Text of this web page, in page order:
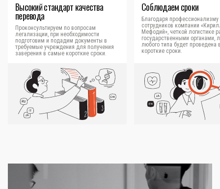
Высокий стандарт качества
перевода
Проконсультируем по вопросам
легализации, при необходимости
подготовим и подадим документы в
требуемые учреждения для получения
заверения в самые короткие сроки.
Соблюдаем сроки
Благодаря профессионализму
сотрудников компании
Мефодий», четкой логистике
государственными органами,
любого типа будет проведена
короткие сроки.